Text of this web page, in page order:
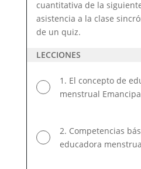
cuantitativa de la
asistencia a la clase
de un quiz.
LECCIONES
1. El concepto de
menstrual
2. Competencias
educadora